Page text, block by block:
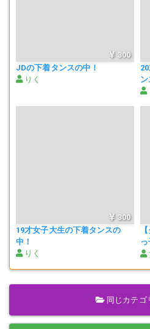
300
JDの下着タンスの中！
りく
300
19才女子大生の下着タンスの
中！
りく
幼
同じカテゴ